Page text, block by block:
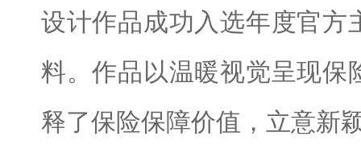
设计作品成功入选年度官方
料。作品以温暖视觉呈现保
释了保险保障价值，立意新